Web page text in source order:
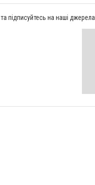
та підписуйтесь на наші джерела